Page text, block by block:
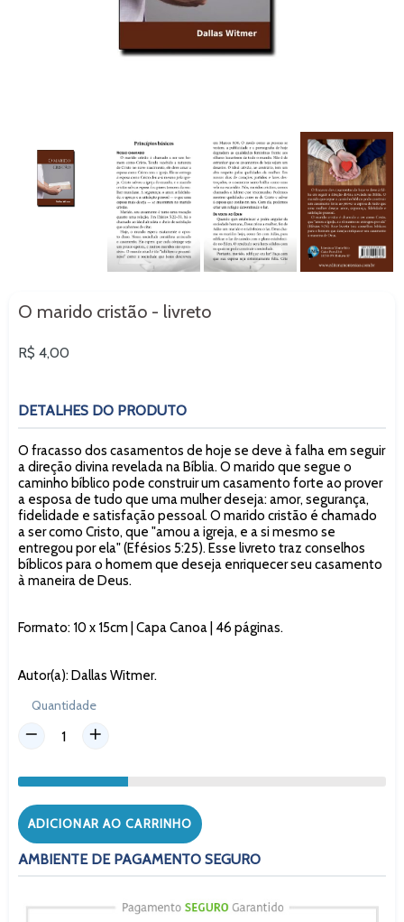
O marido cristão - livreto
Preço
R$ 4,00
DETALHES DO PRODUTO
O fracasso dos casamentos de hoje se deve à falha em seguir
a direção divina revelada na Bíblia. O marido que segue o
caminho bíblico pode construir um casamento forte ao prover
a esposa de tudo que uma mulher deseja: amor, segurança,
fidelidade e satisfação pessoal. O marido cristão é chamado
a ser como Cristo, que "amou a igreja, e a si mesmo se
entregou por ela" (Efésios 5:25). Esse livreto traz conselhos
bíblicos para o homem que deseja enriquecer seu casamento
à maneira de Deus.
Formato: 10 x 15cm | Capa Canoa | 46 páginas.
Autor(a): Dallas Witmer.
Quantidade
ADICIONAR AO CARRINHO
AMBIENTE DE PAGAMENTO SEGURO